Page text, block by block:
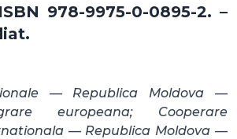
978-9975-0-0895-2. –
— Republica Moldova —
europeana; Cooperare
— Republica Moldova —